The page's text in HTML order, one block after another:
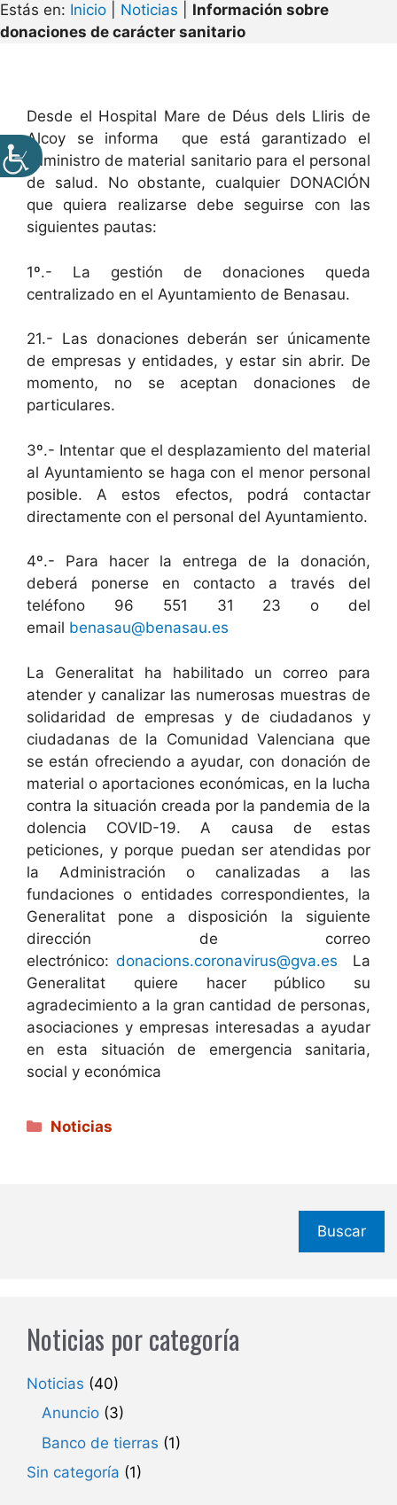
Estás en: Inicio Noticias
Información sobre
donaciones de carácter sanitario
Desde el Hospital Mare de Déus dels Lliris de
Alcoy se informa que está garantizado el
suministro de material sanitario para el personal
de salud. No obstante, cualquier DONACIÓN
que quiera realizarse debe seguirse con las
siguientes pautas:
1º.- La gestión de donaciones queda
centralizado en el Ayuntamiento de Benasau.
21.- Las donaciones deberán ser únicamente
de empresas y entidades, y estar sin abrir. De
momento, no se aceptan donaciones de
particulares.
3º.- Intentar que el desplazamiento del material
al Ayuntamiento se haga con el menor personal
posible. A estos efectos, podrá contactar
directamente con el personal del Ayuntamiento.
4º.- Para hacer la entrega de la donación,
deberá ponerse en contacto a través del
teléfono 96 551 31 23 o del
email benasau@benasau.es
La Generalitat ha habilitado un correo para
atender y canalizar las numerosas muestras de
solidaridad de empresas y de ciudadanos y
ciudadanas de la Comunidad Valenciana que
se están ofreciendo a ayudar, con donación de
material o aportaciones económicas, en la lucha
contra la situación creada por la pandemia de la
dolencia COVID-19. A causa de estas
peticiones, y porque puedan ser atendidas por
la Administración o canalizadas a las
fundaciones o entidades correspondientes, la
Generalitat pone a disposición la siguiente
dirección de correo
electrónico:donacions.coronavirus@gva.es La
Generalitat quiere hacer público su
agradecimiento a la gran cantidad de personas,
asociaciones y empresas interesadas a ayudar
en esta situación de emergencia sanitaria,
social y económica
Categorías
Noticias
Buscar
Noticias por categoría
Noticias (40)
Anuncio (3)
Banco de tierras (1)
Sin categoría (1)